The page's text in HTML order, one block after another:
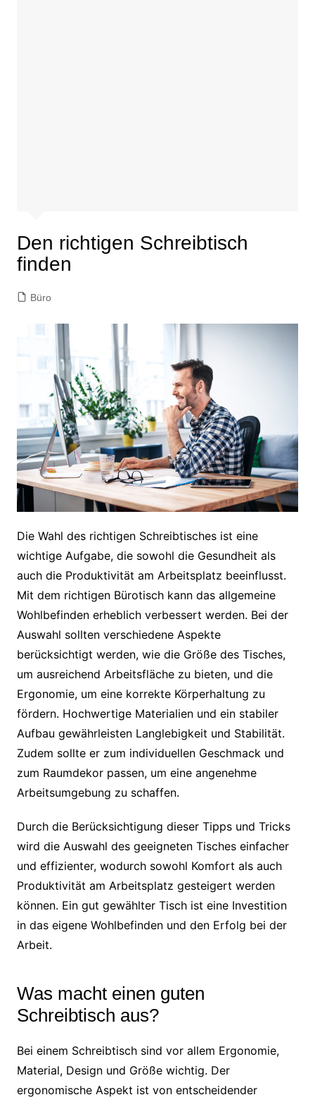
Den richtigen Schreibtisch
finden
Büro
Die Wahl des richtigen Schreibtisches ist eine
wichtige Aufgabe, die sowohl die Gesundheit als
auch die Produktivität am Arbeitsplatz beeinflusst.
Mit dem richtigen Bürotisch kann das allgemeine
Wohlbefinden erheblich verbessert werden. Bei der
Auswahl sollten verschiedene Aspekte
berücksichtigt werden, wie die Größe des Tisches,
um ausreichend Arbeitsfläche zu bieten, und die
Ergonomie, um eine korrekte Körperhaltung zu
fördern. Hochwertige Materialien und ein stabiler
Aufbau gewährleisten Langlebigkeit und Stabilität.
Zudem sollte er zum individuellen Geschmack und
zum Raumdekor passen, um eine angenehme
Arbeitsumgebung zu schaffen.
Durch die Berücksichtigung dieser Tipps und Tricks
wird die Auswahl des geeigneten Tisches einfacher
und effizienter, wodurch sowohl Komfort als auch
Produktivität am Arbeitsplatz gesteigert werden
können. Ein gut gewählter Tisch ist eine Investition
in das eigene Wohlbefinden und den Erfolg bei der
Arbeit.
Was macht einen guten
Schreibtisch aus?
Bei einem Schreibtisch sind vor allem Ergonomie,
Material, Design und Größe wichtig. Der
ergonomische Aspekt ist von entscheidender